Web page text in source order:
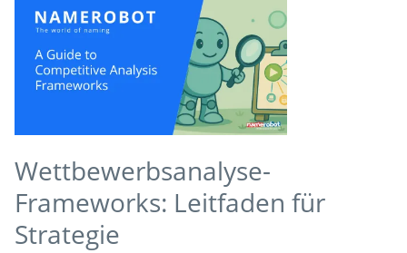
Wettbewerbsanalyse-
Frameworks: Leitfaden für
Strategie